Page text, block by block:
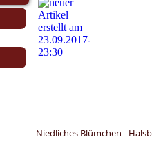
Niedliches Blümchen -